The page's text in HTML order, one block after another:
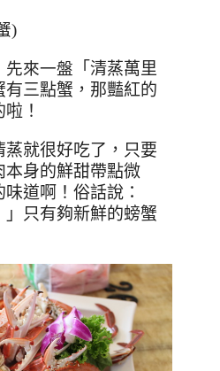
)
先來一盤 「清蒸萬里
三點蟹，那豔紅的
！
就很好吃了，只要
本身的鮮甜帶點微
道啊！俗話說：
只有夠新鮮的螃蟹